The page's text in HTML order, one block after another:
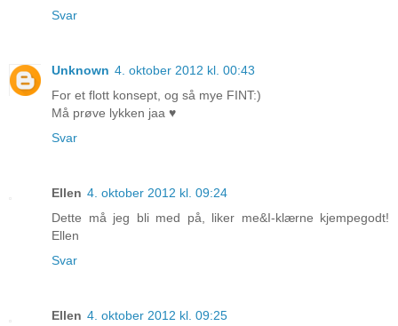
Svar
Unknown 4. oktober 2012 kl. 00:43
For et flott konsept, og så mye FINT:)
Må prøve lykken jaa ♥
Svar
Ellen 4. oktober 2012 kl. 09:24
Dette må jeg bli med på, liker me&I-klærne kjempegodt!
Ellen
Svar
Ellen 4. oktober 2012 kl. 09:25